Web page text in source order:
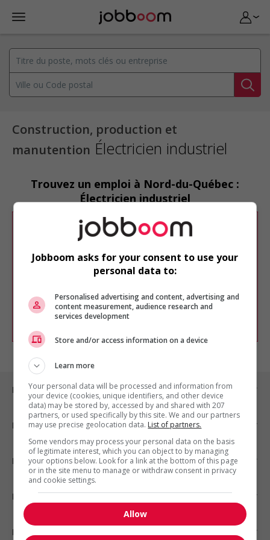
Construction, production et
manutention Électricien industriel
Trouvez un emploi à Nord-du-Québec :
Électricien industriel
Désolé, cette recherche n'a produit aucun
résultat.
Veuillez faire une nouvelle recherche.
Vous pouvez en tout temps utiliser nos
chercher un poste selon votre profil
d'intérêt en emploi en vousinscrivant
comme membre Jobboom.
Emplois par ville
Emplois par secteur
Emplois par statut
Emplois par type
Nos suggestions
Jobboom asks for your consent to use your
personal data to:
Personalised advertising and content, advertising and
content measurement, audience research and
services development
Store and/or access information on a device
Learn more
Your personal data will be processed and information from
your device (cookies, unique identifiers, and other device
data) may be stored by, accessed by and shared with 207
partners, or used specifically by this site. We and our partners
may use precise geolocation data. List of partners.
Some vendors may process your personal data on the basis
of legitimate interest, which you can object to by managing
your options below. Look for a link at the bottom of this page
or in the site menu to manage or withdraw consent in privacy
and cookie settings.
Allow